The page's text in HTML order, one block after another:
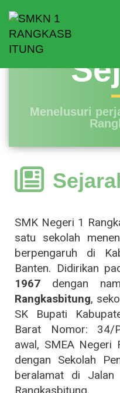
Menelusuri
SMK Negeri 1
satu sekolah
berpengaruh di
Banten. Didirikan
1967 dengan
Rangkasbitung,
SK Bupati
Barat Nomor: 34/
awal, SMEA Negeri
dengan Sekolah
beralamat di